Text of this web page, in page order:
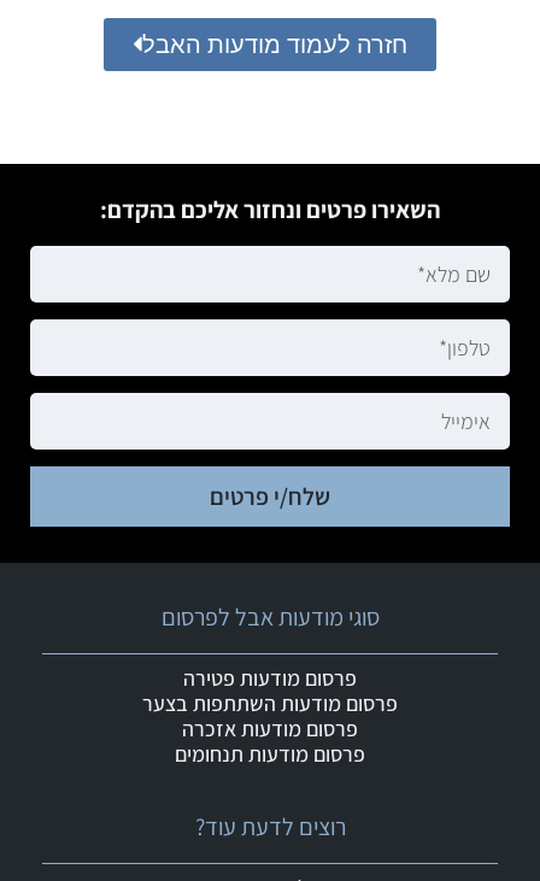
חזרה לעמוד מודעות האבל
השאירו פרטים ונחזור אליכם בהקדם:
שלח/י פרטים
רוצים לדעת עוד?
סוגי מודעות אבל לפרסום
פרסום מודעות פטירה
פרסום מודעות השתתפות בצער
פרסום מודעות אזכרה
פרסום מודעות תנחומים